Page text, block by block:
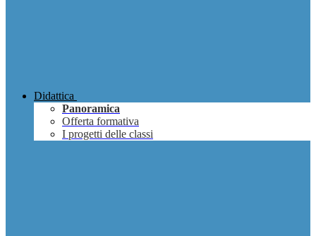
Didattica
Panoramica
Offerta formativa
I progetti delle classi